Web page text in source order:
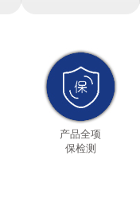
产品全项
保检测